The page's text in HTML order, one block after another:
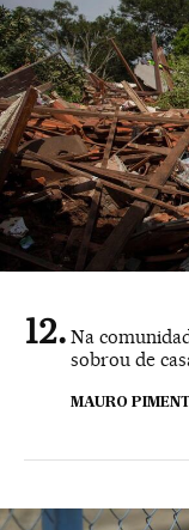
Na
sobrou de
MAURO